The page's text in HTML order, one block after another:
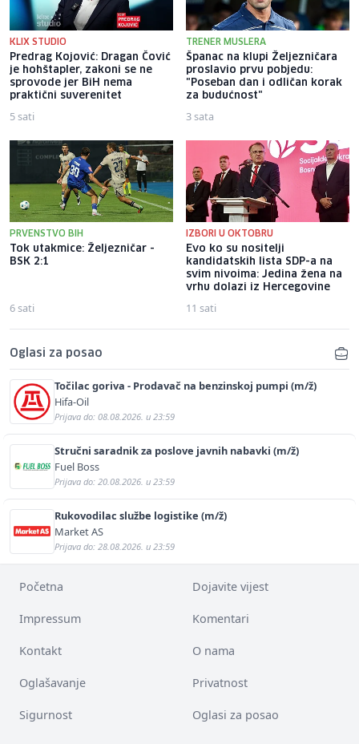
KLIX STUDIO
Predrag Kojović: Dragan Čović
je hohštapler, zakoni se ne
sprovode jer BiH nema
praktični suverenitet
5 sati
TRENER MUSLERA
Španac na klupi Željezničara
proslavio prvu pobjedu:
"Poseban dan i odličan korak
za budućnost"
3 sata
PRVENSTVO BIH
Tok utakmice: Željezničar -
BSK 2:1
6 sati
IZBORI U OKTOBRU
Evo ko su nositelji
kandidatskih lista SDP-a na
svim nivoima: Jedina žena na
vrhu dolazi iz Hercegovine
11 sati
Oglasi za posao
Točilac goriva - Prodavač na benzinskoj pumpi (m/ž)
Hifa-Oil
Prijava do: 08.08.2026. u 23:59
Stručni saradnik za poslove javnih nabavki (m/ž)
Fuel Boss
Prijava do: 20.08.2026. u 23:59
Rukovodilac službe logistike (m/ž)
Market AS
Prijava do: 28.08.2026. u 23:59
Početna Dojavite vijest
Impressum Komentari
Kontakt O nama
Oglašavanje Privatnost
Sigurnost Oglasi za posao